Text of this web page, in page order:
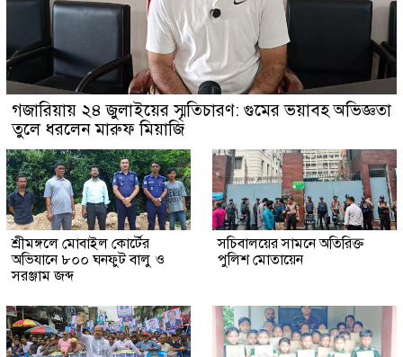
গজারিয়ায় ২৪ জুলাইয়ের স্মৃতিচারণ: গুমের ভয়াবহ অভিজ্ঞতা
তুলে ধরলেন মারুফ মিয়াজি
শ্রীমঙ্গলে মোবাইল কোর্টের
অভিযানে ৮০০ ঘনফুট বালু ও
সরঞ্জাম জব্দ
সচিবালয়ের সামনে অতিরিক্ত
পুলিশ মোতায়েন